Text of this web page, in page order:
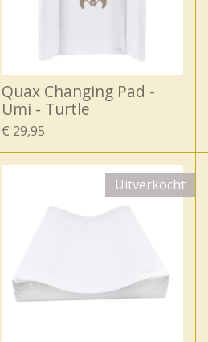
Quax Changing Pad -
Umi - Turtle
€ 29,95
Uitverkocht